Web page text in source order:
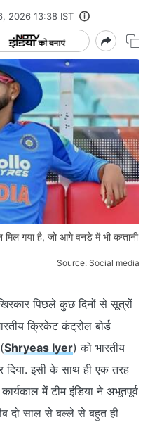
2026 13:38 IST
गया है, जो आगे वनडे में भी कप्तानी
Source: Social media
पिछले कुछ दिनों से सूत्रों
क्रिकेट कंट्रोल बोर्ड
Shryeas Iyer) को भारतीय
दिया. इसी के साथ ही एक तरह
में टीम इंडिया ने अभूतपूर्व
दो साल से बल्ले से बहुत ही